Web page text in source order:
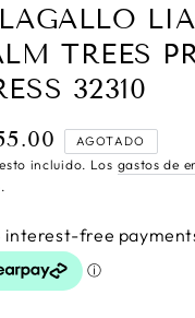
TREES
32310
AGOTADO
incluido. Los gastos de